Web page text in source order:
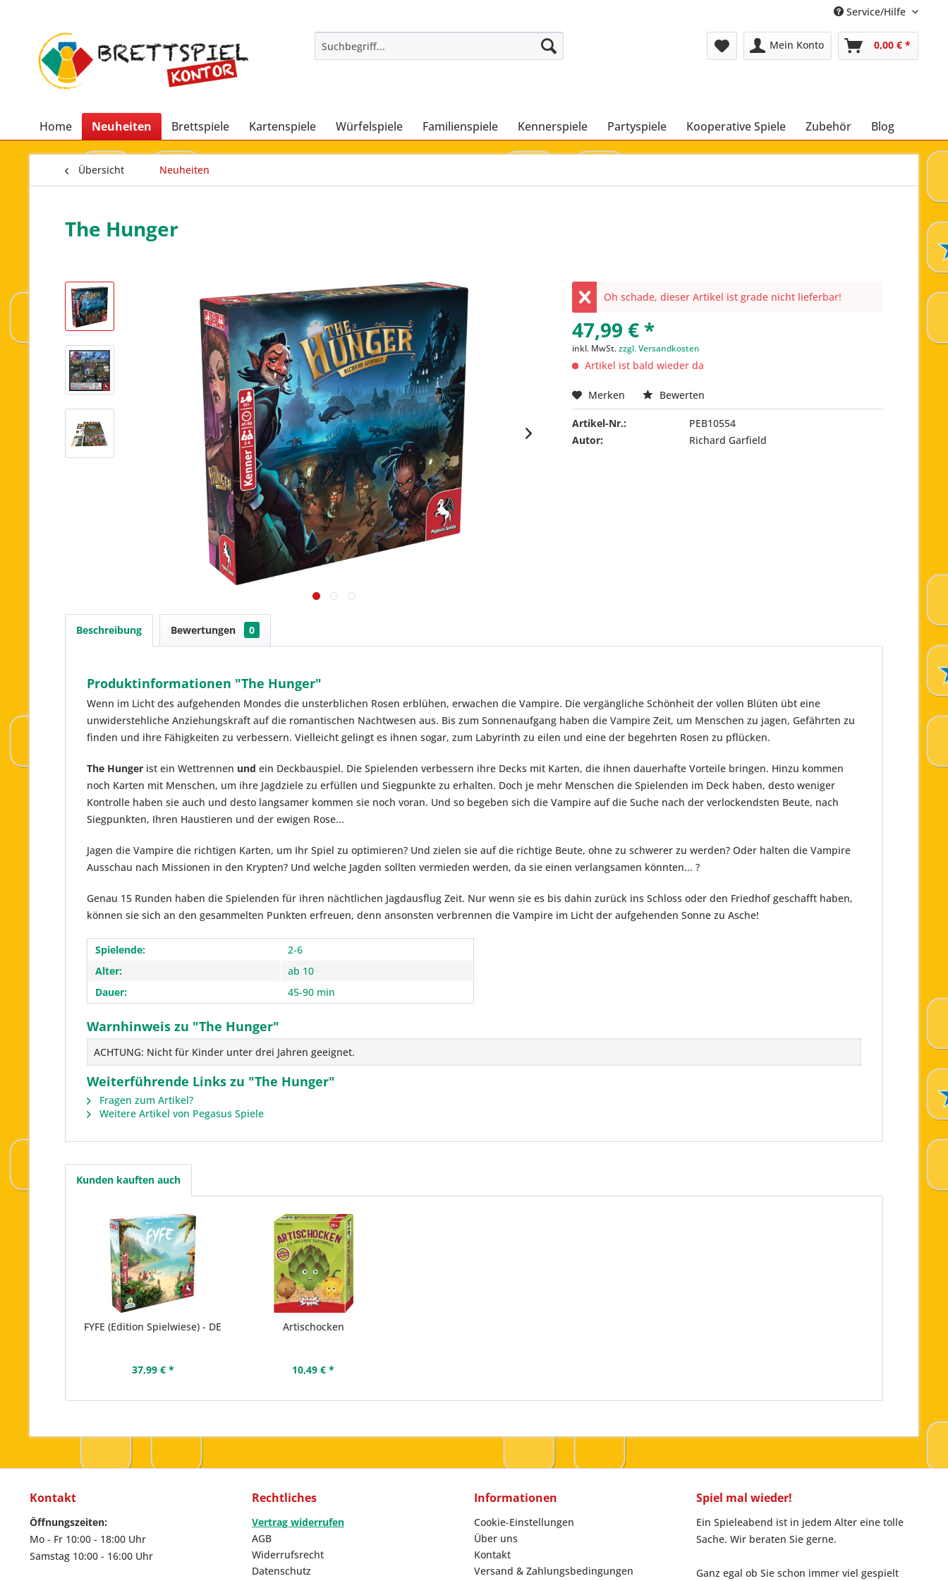
Service/Hilfe
Mein Konto 0,00 € *
Home Neuheiten Brettspiele Kartenspiele Würfelspiele Familienspiele Kennerspiele Partyspiele Kooperative Spiele Zubehör Blog
Übersicht Neuheiten
The Hunger
Oh schade, dieser Artikel ist grade nicht lieferbar!
47,99 € *
inkl. MwSt.zzgl. Versandkosten
Artikel ist bald wieder da
Merken Bewerten
Artikel-Nr.:
PEB10554
Autor:
Richard Garfield
Beschreibung Bewertungen 0
Produktinformationen "The Hunger"
Wenn im Licht des aufgehenden Mondes die unsterblichen Rosen erblühen, erwachen die Vampire. Die vergängliche Schönheit der vollen Blüten übt eine
unwiderstehliche Anziehungskraft auf die romantischen Nachtwesen aus. Bis zum Sonnenaufgang haben die Vampire Zeit, um Menschen zu jagen, Gefährten zu
finden und ihre Fähigkeiten zu verbessern. Vielleicht gelingt es ihnen sogar, zum Labyrinth zu eilen und eine der begehrten Rosen zu pflücken.
The Hunger ist ein Wettrennen und ein Deckbauspiel. Die Spielenden verbessern ihre Decks mit Karten, die ihnen dauerhafte Vorteile bringen. Hinzu kommen
noch Karten mit Menschen, um ihre Jagdziele zu erfüllen und Siegpunkte zu erhalten. Doch je mehr Menschen die Spielenden im Deck haben, desto weniger
Kontrolle haben sie auch und desto langsamer kommen sie noch voran. Und so begeben sich die Vampire auf die Suche nach der verlockendsten Beute, nach
Siegpunkten, Ihren Haustieren und der ewigen Rose...
Jagen die Vampire die richtigen Karten, um Ihr Spiel zu optimieren? Und zielen sie auf die richtige Beute, ohne zu schwerer zu werden? Oder halten die Vampire
Ausschau nach Missionen in den Krypten? Und welche Jagden sollten vermieden werden, da sie einen verlangsamen könnten... ?
Genau 15 Runden haben die Spielenden für ihren nächtlichen Jagdausflug Zeit. Nur wenn sie es bis dahin zurück ins Schloss oder den Friedhof geschafft haben,
können sie sich an den gesammelten Punkten erfreuen, denn ansonsten verbrennen die Vampire im Licht der aufgehenden Sonne zu Asche!
Spielende:
2-6
Alter:
ab 10
Dauer:
45-90 min
Warnhinweis zu "The Hunger"
ACHTUNG: Nicht für Kinder unter drei Jahren geeignet.
Weiterführende Links zu "The Hunger"
Fragen zum Artikel?
Weitere Artikel von Pegasus Spiele
Kunden kauften auch
FYFE (Edition Spielwiese) - DE
37,99 € *
Artischocken
10,49 € *
Kontakt
Öffnungszeiten:
Mo - Fr 10:00 - 18:00 Uhr
Samstag 10:00 - 16:00 Uhr
Rechtliches
Vertrag widerrufen
AGB
Widerrufsrecht
Datenschutz
Informationen
Cookie-Einstellungen
Über uns
Kontakt
Versand & Zahlungsbedingungen
Spiel mal wieder!
Ein Spieleabend ist in jedem Alter eine tolle
Sache. Wir beraten Sie gerne.
Ganz egal ob Sie schon immer viel gespielt